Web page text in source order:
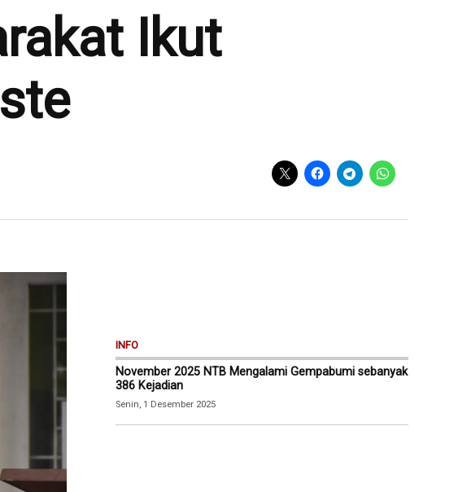
Ikut
INFO
November 2025 NTB Mengalami Gempabumi sebanyak
386 Kejadian
Senin, 1 Desember 2025